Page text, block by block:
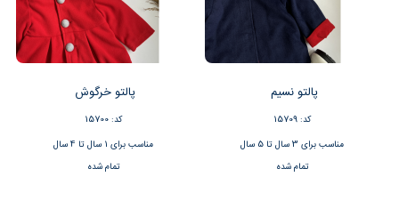
پالتو نسیم
کد: 15709
مناسب برای 3 سال تا 5 سال
تمام شده
پالتو خرگوش
کد: 15700
مناسب برای 1 سال تا 4 سال
تمام شده